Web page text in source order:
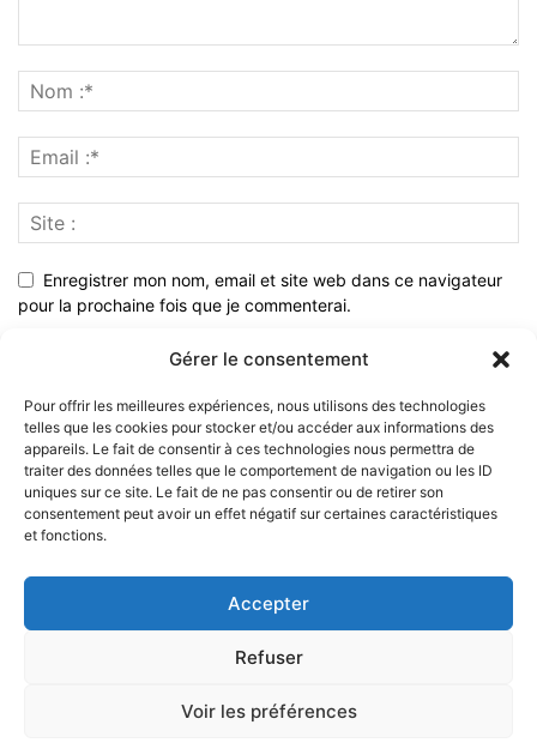
Gérer le consentement
Pour offrir les meilleures expériences, nous utilisons des technologies
telles que les cookies pour stocker et/ou accéder aux informations des
appareils. Le fait de consentir à ces technologies nous permettra de
traiter des données telles que le comportement de navigation ou les ID
uniques sur ce site. Le fait de ne pas consentir ou de retirer son
consentement peut avoir un effet négatif sur certaines caractéristiques
et fonctions.
Accepter
Refuser
Voir les préférences
Enregistrer mon nom, email et site web dans ce navigateur
pour la prochaine fois que je commenterai.
À PROPOS
SUIVEZ NOUS